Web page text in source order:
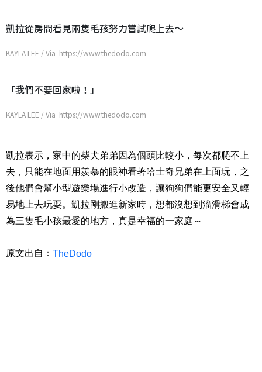
凱拉從房間看見兩隻毛孩努力嘗試爬上去～
KAYLA LEE / Via https://www.thedodo.com
「我們不要回家啦！」
KAYLA LEE / Via https://www.thedodo.com
凱拉表示，家中的柴犬弟弟因為個頭比較小，每次都爬不上
去，只能在地面用羨慕的眼神看著哈士奇兄弟在上面玩，之
後他們會幫小型遊樂場進行小改造，讓狗狗們能更安全又輕
易地上去玩耍。凱拉剛搬進新家時，想都沒想到溜滑梯會成
為三隻毛小孩最愛的地方，真是幸福的一家庭～
原文出自： TheDodo